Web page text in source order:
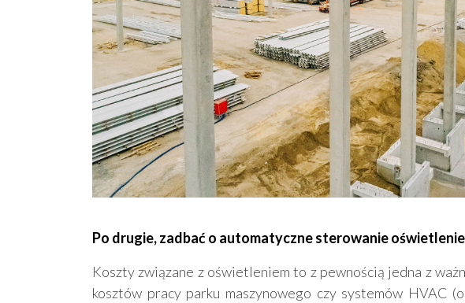
Po drugie, zadbać o automatyczne sterowanie
Koszty związane z oświetleniem to z pewnością jedna z
kosztów pracy parku maszynowego czy systemów HVAC